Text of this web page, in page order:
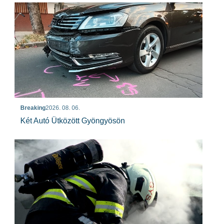
Breaking2026. 08. 06.
Két Autó Ütközött Gyöngyösön